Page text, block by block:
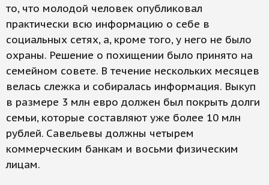
то, что молодой человек опубликовал
практически всю информацию о себе в
социальных сетях, а, кроме того, у него не было
охраны. Решение о похищении было принято на
семейном совете. В течение нескольких месяцев
велась слежка и собиралась информация. Выкуп
в размере 3 млн евро должен был покрыть долги
семьи, которые составляют уже более 10 млн
рублей. Савельевы должны четырем
коммерческим банкам и восьми физическим
лицам.